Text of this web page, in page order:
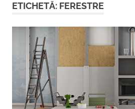
ETICHETĂ: FERESTRE